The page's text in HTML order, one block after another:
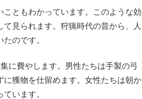
ともわかっています。このような効
見られます。狩猟時代の昔から、人
のです。
に費やします。男性たちは手製の弓
獲物を仕留めます。女性たちは朝か
います。